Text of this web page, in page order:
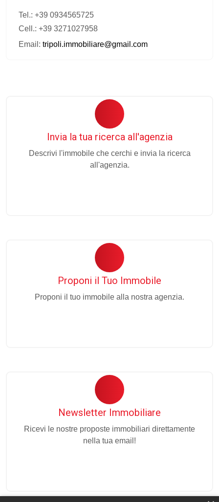
Tel.: +39 0934565725
Cell.: +39 3271027958
Email: tripoli.immobiliare@gmail.com
Invia la tua ricerca all'agenzia
Descrivi l'immobile che cerchi e invia la ricerca
all'agenzia.
Proponi il Tuo Immobile
Proponi il tuo immobile alla nostra agenzia.
Newsletter Immobiliare
Ricevi le nostre proposte immobiliari direttamente
nella tua email!